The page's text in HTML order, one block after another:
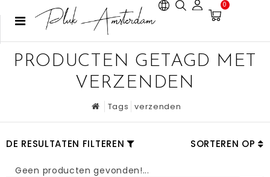
0
PRODUCTEN GETAGD MET
VERZENDEN
Tags verzenden
DE RESULTATEN FILTEREN SORTEREN OP
Geen producten gevonden!...